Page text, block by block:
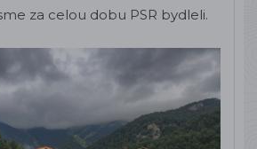
za celou dobu PSR bydleli.